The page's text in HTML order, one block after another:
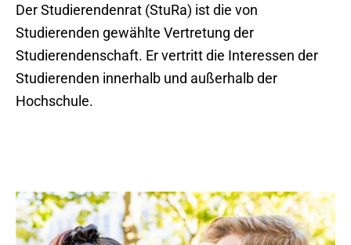
Der Studierendenrat (StuRa) ist die von
Studierenden gewählte Vertretung der
Studierendenschaft. Er vertritt die Interessen der
Studierenden innerhalb und außerhalb der
Hochschule.